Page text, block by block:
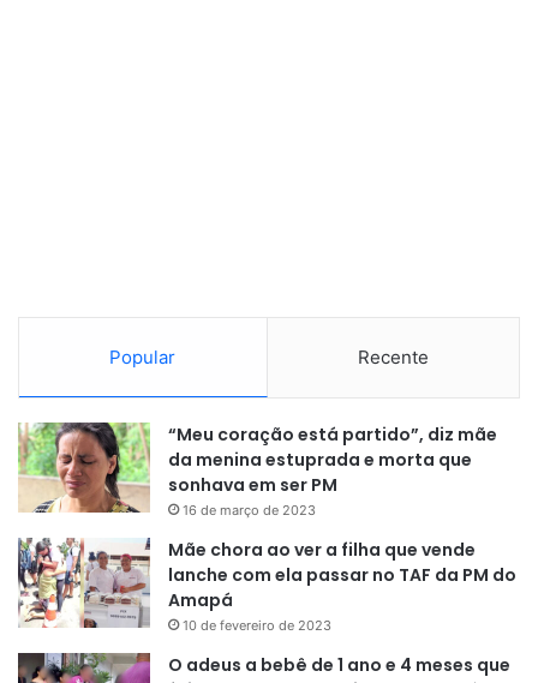
Popular Recente
“Meu coração está partido”, diz mãe
da menina estuprada e morta que
sonhava em ser PM
16 de março de 2023
Mãe chora ao ver a filha que vende
lanche com ela passar no TAF da PM do
Amapá
10 de fevereiro de 2023
O adeus a bebê de 1 ano e 4 meses que